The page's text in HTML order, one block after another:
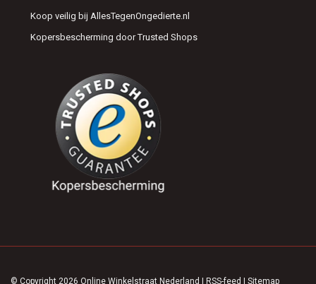
Koop veilig bij AllesTegenOngedierte.nl
Kopersbescherming door Trusted Shops
© Copyright 2026 Online Winkelstraat Nederland RSS-feed Sitemap